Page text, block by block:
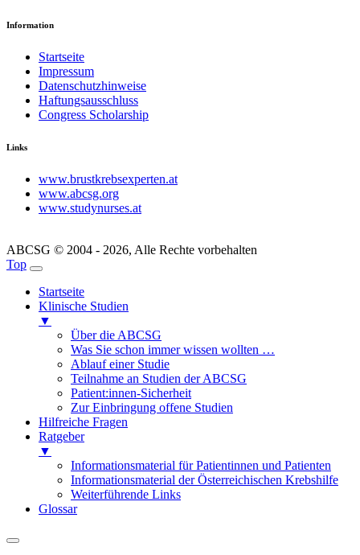
Information
Startseite
Impressum
Datenschutzhinweise
Haftungsausschluss
Congress Scholarship
Links
www.brustkrebsexperten.at
www.abcsg.org
www.studynurses.at
ABCSG © 2004 - 2026, Alle Rechte vorbehalten
Top
Startseite
Klinische Studien
▼
Über die ABCSG
Was Sie schon immer wissen wollten …
Ablauf einer Studie
Teilnahme an Studien der ABCSG
Patient:innen-Sicherheit
Zur Einbringung offene Studien
Hilfreiche Fragen
Ratgeber
▼
Informationsmaterial für Patientinnen und Patienten
Informationsmaterial der Österreichischen Krebshilfe
Weiterführende Links
Glossar